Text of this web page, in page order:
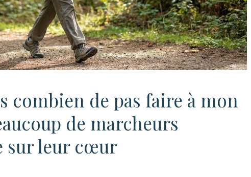
combien de pas faire à mon
de marcheurs
sur leur cœur